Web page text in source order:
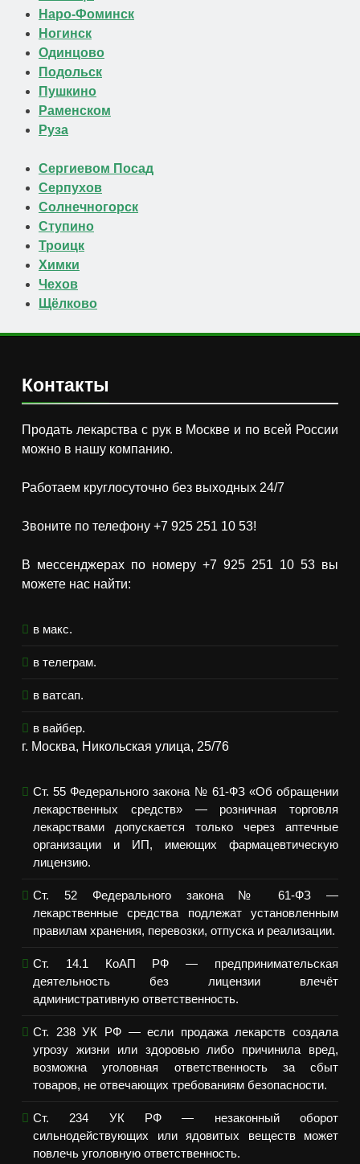
Наро-Фоминск
Ногинск
Одинцово
Подольск
Пушкино
Раменском
Руза
Сергиевом Посад
Серпухов
Солнечногорск
Ступино
Троицк
Химки
Чехов
Щёлково
Контакты
Продать лекарства с рук в Москве и по всей России
можно в нашу компанию.
Работаем круглосуточно без выходных 24/7
Звоните по телефону +7 925 251 10 53!
В мессенджерах по номеру +7 925 251 10 53 вы
можете нас найти:
в макс.
в телеграм.
в ватсап.
в вайбер.
г. Москва, Никольская улица, 25/76
Ст. 55 Федерального закона № 61-ФЗ «Об обращении
лекарственных средств» — розничная торговля
лекарствами допускается только через аптечные
организации и ИП, имеющих фармацевтическую
лицензию.
Ст. 52 Федерального закона № 61-ФЗ —
лекарственные средства подлежат установленным
правилам хранения, перевозки, отпуска и реализации.
Ст. 14.1 КоАП РФ — предпринимательская
деятельность без лицензии влечёт
административную ответственность.
Ст. 238 УК РФ — если продажа лекарств создала
угрозу жизни или здоровью либо причинила вред,
возможна уголовная ответственность за сбыт
товаров, не отвечающих требованиям безопасности.
Ст. 234 УК РФ — незаконный оборот
сильнодействующих или ядовитых веществ может
повлечь уголовную ответственность.